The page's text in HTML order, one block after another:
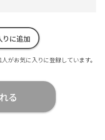
りに追加
がお気に入りに登録しています。
る